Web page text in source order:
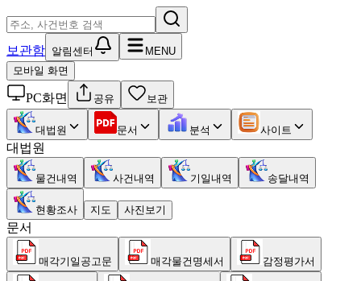
보관함 알림센터
MENU
모바일 화면
PC화면 공유 보관
대법원 문서 분석 사이트
대법원
물건내역 사건내역 기일내역 송달내역
현황조사 지도 사진보기
문서
매각기일공고문 매각물건명세서 감정평가서